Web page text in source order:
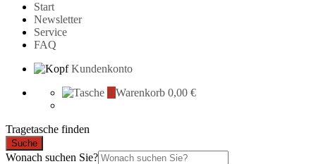
Start
Newsletter
Service
FAQ
Kundenkonto
0 Warenkorb 0,00 €
Tragetasche finden
Suche
Wonach suchen Sie?